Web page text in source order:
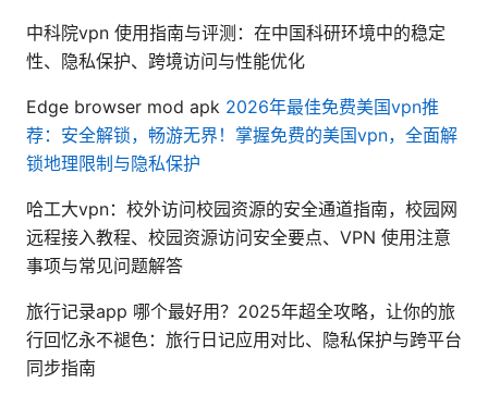
中科院vpn 使用指南与评测：在中国科研环境中的稳定
性、隐私保护、跨境访问与性能优化
Edge browser mod apk 2026年最佳免费美国vpn推
荐：安全解锁，畅游无界！掌握免费的美国vpn，全面解
锁地理限制与隐私保护
哈工大vpn：校外访问校园资源的安全通道指南，校园网
远程接入教程、校园资源访问安全要点、VPN 使用注意
事项与常见问题解答
旅行记录app 哪个最好用？2025年超全攻略，让你的旅
行回忆永不褪色：旅行日记应用对比、隐私保护与跨平台
同步指南